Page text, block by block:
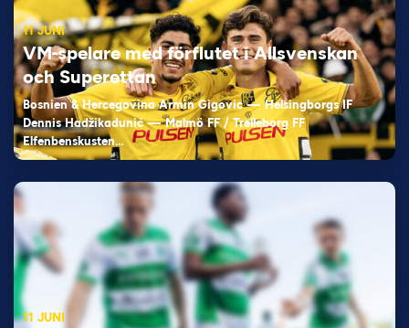
11 JUNI
VM-spelare med förflutet i Allsvenskan
och Superettan
Bosnien & Hercegovina Armin Gigovic — Helsingborgs IF
Dennis Hadžikadunić — Malmö FF / Trelleborg FF
Elfenbenskusten…
11 JUNI